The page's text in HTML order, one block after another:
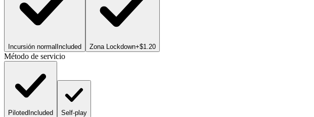
Incursión normalIncluded Zona Lockdown+$1.20
Método de servicio
PilotedIncluded Self-play